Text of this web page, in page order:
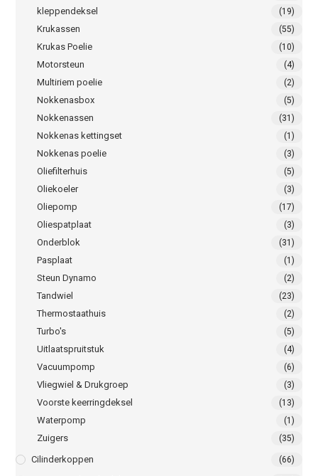
kleppendeksel (19)
Krukassen (55)
Krukas Poelie (10)
Motorsteun (4)
Multiriem poelie (2)
Nokkenasbox (5)
Nokkenassen (31)
Nokkenas kettingset (1)
Nokkenas poelie (3)
Oliefilterhuis (5)
Oliekoeler (3)
Oliepomp (17)
Oliespatplaat (3)
Onderblok (31)
Pasplaat (1)
Steun Dynamo (2)
Tandwiel (23)
Thermostaathuis (2)
Turbo's (5)
Uitlaatspruitstuk (4)
Vacuumpomp (6)
Vliegwiel & Drukgroep (3)
Voorste keerringdeksel (13)
Waterpomp (1)
Zuigers (35)
Cilinderkoppen (66)